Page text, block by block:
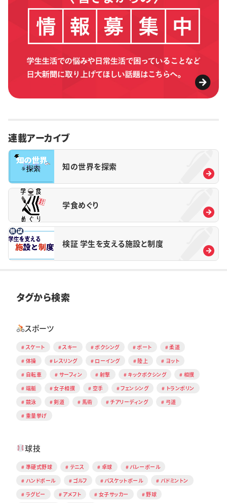
連載アーカイブ
知の世界を探索
学食めぐり
検証 学生を支える施設と制度
タグから検索
スポーツ
スケート スキー ボクシング ボート
柔道
体操
レスリング ローイング 陸上
ヨット
自転車
サーフィン 射撃 キックボクシング
相撲
端艇
女子相撲 空手 フェンシング
トランポリン
競泳
剣道 馬術 チアリーディング
弓道
重量挙げ
球技
準硬式野球 テニス 卓球
バレーボール
ハンドボール
ゴルフ バスケットボール
バドミントン
ラグビー
アメフト 女子サッカー
野球